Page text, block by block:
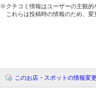
※クチコミ情報はユーザーの主観的
これらは投稿時の情報のため、
このお店・スポットの情報変